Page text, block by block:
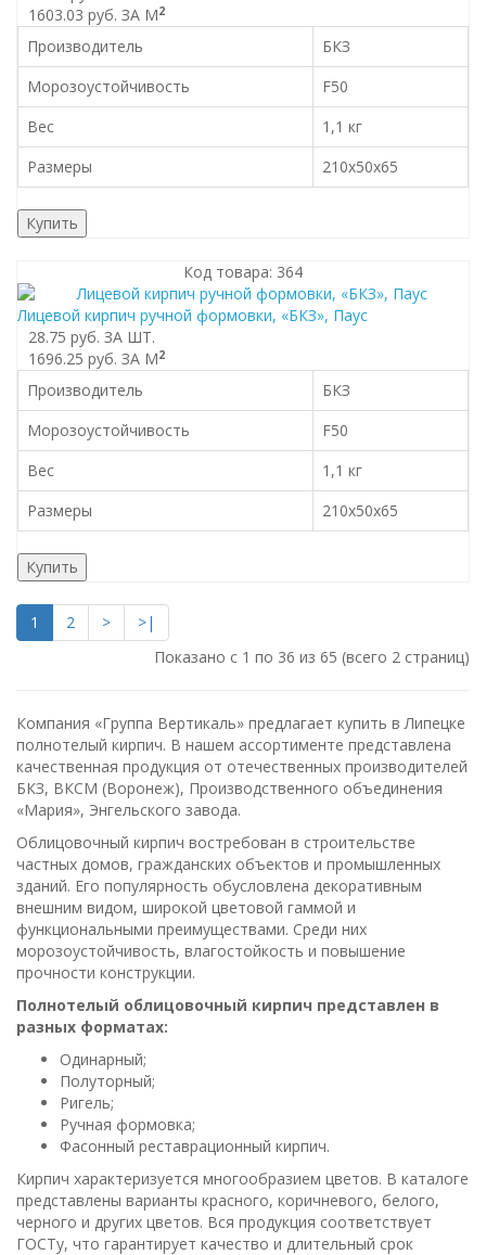
1603.03 руб. ЗА М2
Производитель
БКЗ
Морозоустойчивость
F50
Вес
1,1 кг
Размеры
210x50x65
Купить
Код товара: 364
Лицевой кирпич ручной формовки, «БКЗ», Паус
28.75 руб. ЗА ШТ.
1696.25 руб. ЗА М2
Производитель
БКЗ
Морозоустойчивость
F50
Вес
1,1 кг
Размеры
210x50x65
Купить
1 2 >
>|
Показано с 1 по 36 из 65 (всего 2 страниц)
Компания «Группа Вертикаль» предлагает купить в Липецке
полнотелый кирпич. В нашем ассортименте представлена
качественная продукция от отечественных производителей
БКЗ, ВКСМ (Воронеж), Производственного объединения
«Мария», Энгельского завода.
Облицовочный кирпич востребован в строительстве
частных домов, гражданских объектов и промышленных
зданий. Его популярность обусловлена декоративным
внешним видом, широкой цветовой гаммой и
функциональными преимуществами. Среди них
морозоустойчивость, влагостойкость и повышение
прочности конструкции.
Полнотелый облицовочный кирпич представлен в
разных форматах:
Одинарный;
Полуторный;
Ригель;
Ручная формовка;
Фасонный реставрационный кирпич.
Кирпич характеризуется многообразием цветов. В каталоге
представлены варианты красного, коричневого, белого,
черного и других цветов. Вся продукция соответствует
ГОСТу, что гарантирует качество и длительный срок